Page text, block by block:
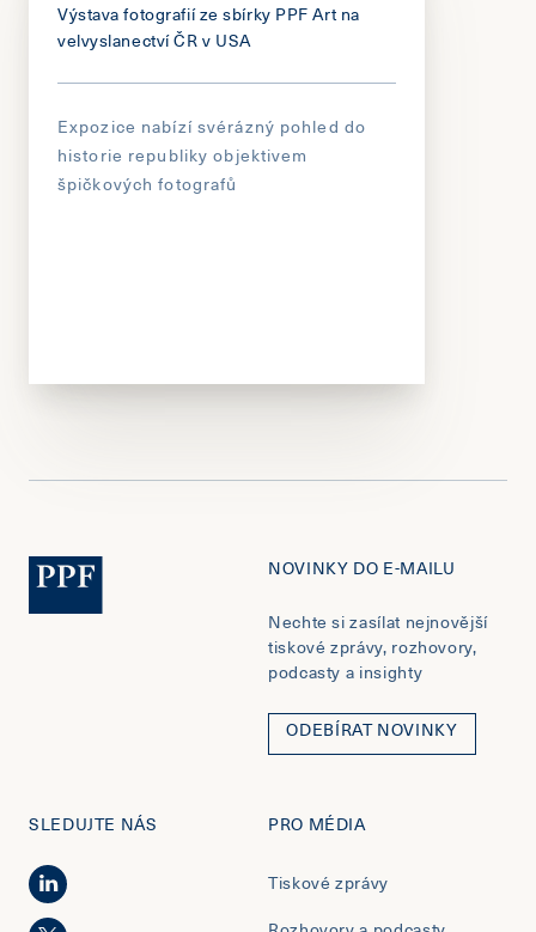
Výstava fotografií ze sbírky PPF Art na
velvyslanectví ČR v USA
Expozice nabízí svérázný pohled do
historie republiky objektivem
špičkových fotografů
NOVINKY DO E-MAILU
Nechte si zasílat nejnovější
tiskové zprávy, rozhovory,
podcasty a insighty
ODEBÍRAT NOVINKY
SLEDUJTE NÁS PRO MÉDIA
Tiskové zprávy